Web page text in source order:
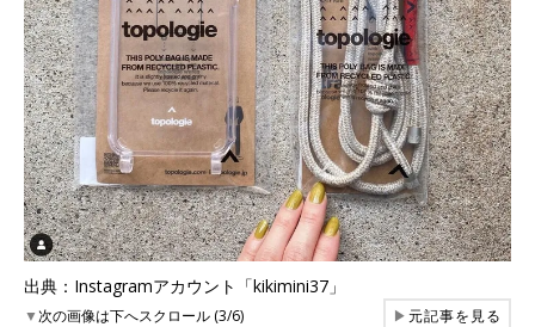
出典：Instagramアカウント「kikimini37」
▼次の画像は下へスクロール (3/6) ▶元記事を見る